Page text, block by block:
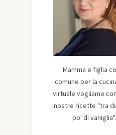
Mamma e figlia
comune per la
virtuale vogliamo
nostre ricette "tra
po' di